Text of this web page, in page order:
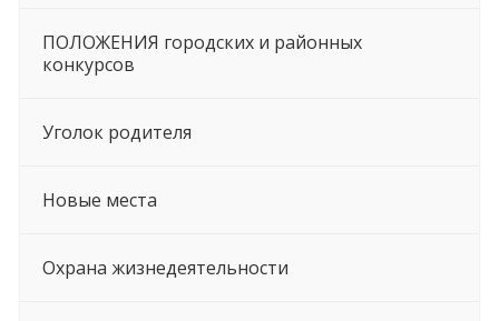
ПОЛОЖЕНИЯ городских и районных
конкурсов
Уголок родителя
Новые места
Охрана жизнедеятельности